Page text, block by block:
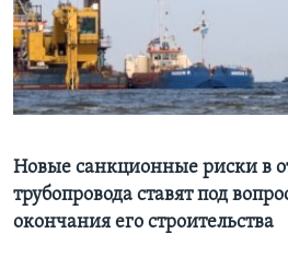
Learning English
СОЦИАЛЬНЫЕ СЕТИ
Языки
Новые санкционные риски в
трубопровода ставят под
окончания его строительства